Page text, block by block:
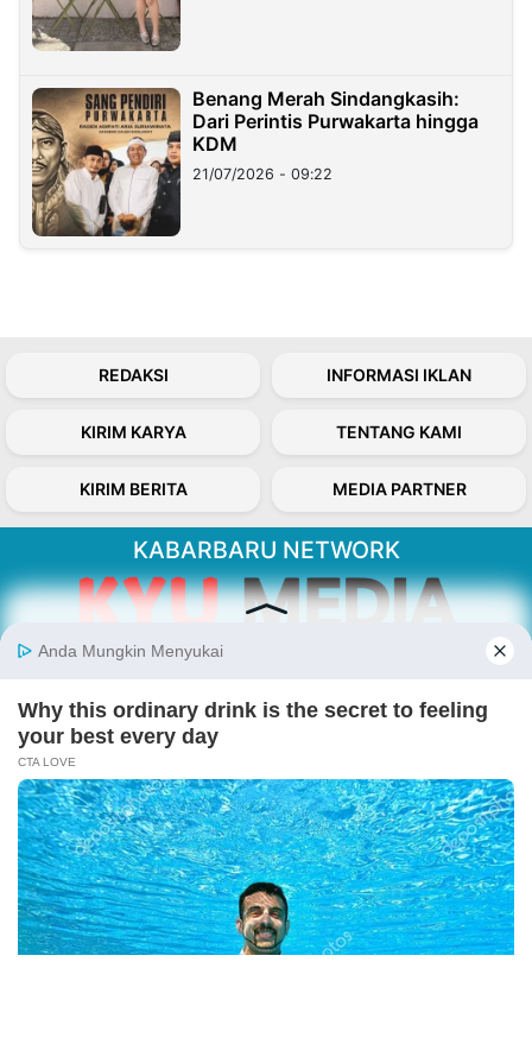
Benang Merah Sindangkasih:
Dari Perintis Purwakarta hingga
KDM
21/07/2026 - 09:22
REDAKSI INFORMASI IKLAN
KIRIM KARYA TENTANG KAMI
KIRIM BERITA MEDIA PARTNER
KABARBARU NETWORK
Kabarbaru.co menyajikan berita aktual dan
inspiratif dari sudut pandang berbaik sangka
Follow Kabarbaru